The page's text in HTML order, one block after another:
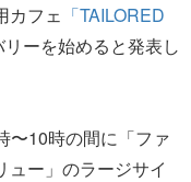
カフェ 「TAILORED
ーを始めると発表し
〜10時の間に「ファ
ュー」のラージサイ